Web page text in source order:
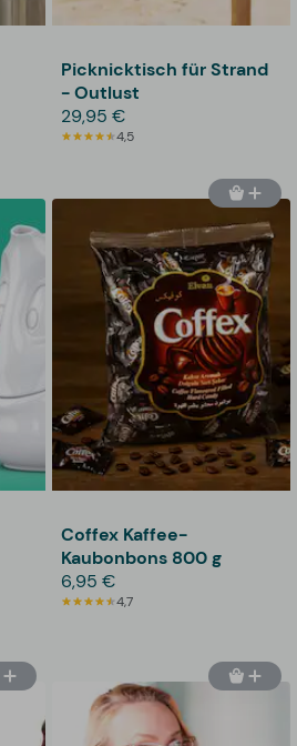
Picknicktisch für Strand
- Outlust
29,95 €
4,5
Coffex Kaffee-
Kaubonbons 800 g
6,95 €
4,7